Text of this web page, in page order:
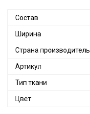
Состав
Ширина
Страна производитель
Артикул
Тип ткани
Цвет